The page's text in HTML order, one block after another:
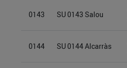
0143 SU 0143 Salou
0144 SU 0144 Alcarràs